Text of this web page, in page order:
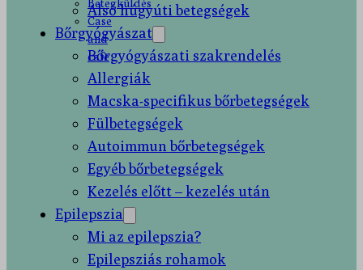
Betegküldés
Case
and
cafe
Alsó húgyúti betegségek
Bőrgyógyászat
Bőrgyógyászati szakrendelés
Allergiák
Macska-specifikus bőrbetegségek
Fülbetegségek
Autoimmun bőrbetegségek
Egyéb bőrbetegségek
Kezelés előtt – kezelés után
Epilepszia
Mi az epilepszia?
Epilepsziás rohamok